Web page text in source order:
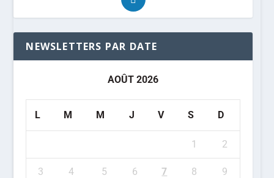
NEWSLETTERS PAR DATE
AOÛT 2026
L M M J V S D
1 2
3 4 5 6 7 8 9